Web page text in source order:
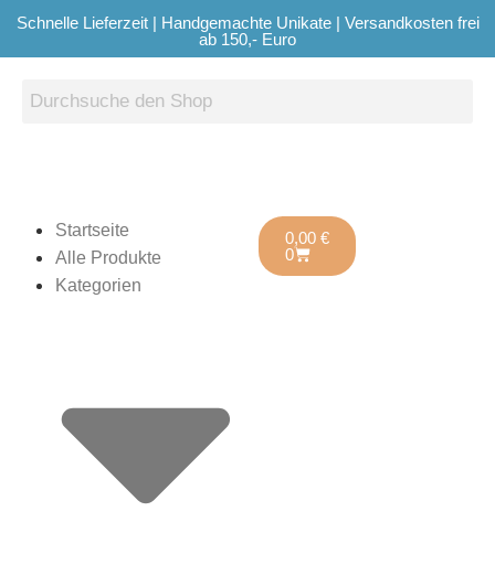
Schnelle Lieferzeit | Handgemachte Unikate | Versandkosten frei
ab 150,- Euro
Startseite
Alle Produkte
Kategorien
0,00 €
0